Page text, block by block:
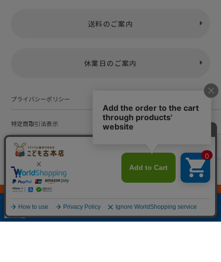
送料のご案内
休業日のご案内
プライバシーポリシー
特定商取引法表示
お問い合わせ
© Kodomofuruhonten. all rights reserved.